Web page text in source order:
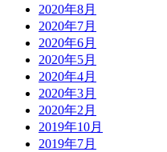
2020年8月
2020年7月
2020年6月
2020年5月
2020年4月
2020年3月
2020年2月
2019年10月
2019年7月